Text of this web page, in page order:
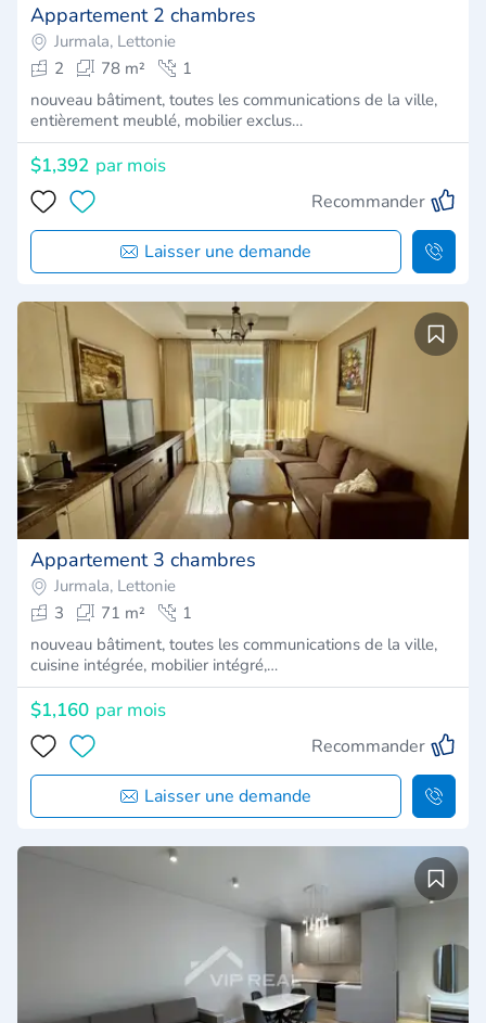
Appartement 2 chambres
Jurmala, Lettonie
2
78 m²
1
nouveau bâtiment, toutes les communications de la ville,
entièrement meublé, mobilier exclus…
$1,392 par mois
Recommander
Laisser une demande
Appartement 3 chambres
Jurmala, Lettonie
3
71 m²
1
nouveau bâtiment, toutes les communications de la ville,
cuisine intégrée, mobilier intégré,…
$1,160 par mois
Recommander
Laisser une demande